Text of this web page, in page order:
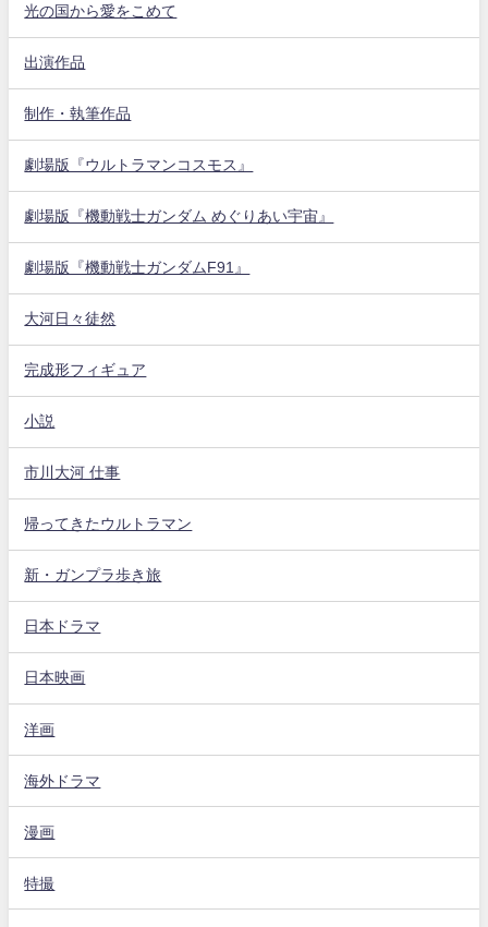
光の国から愛をこめて
出演作品
制作・執筆作品
劇場版『ウルトラマンコスモス』
劇場版『機動戦士ガンダム めぐりあい宇宙』
劇場版『機動戦士ガンダムF91』
大河日々徒然
完成形フィギュア
小説
市川大河 仕事
帰ってきたウルトラマン
新・ガンプラ歩き旅
日本ドラマ
日本映画
洋画
海外ドラマ
漫画
特撮